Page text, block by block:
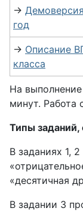
→
год
→ Описание
класса
На
минут. Работа
Типы заданий,
В заданиях 1,
«десятичная
В задании 3